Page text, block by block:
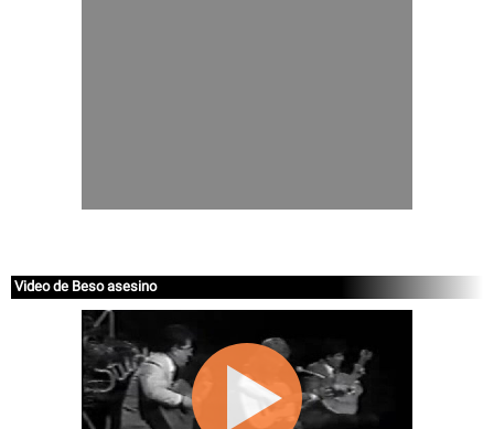
Video de Beso asesino